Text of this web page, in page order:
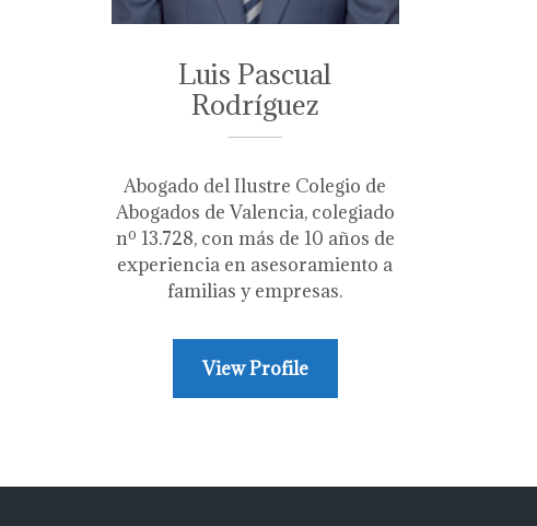
Luis Pascual
Rodríguez
Abogado del Ilustre Colegio de
Abogados de Valencia, colegiado
nº 13.728, con más de 10 años de
experiencia en asesoramiento a
familias y empresas.
View Profile